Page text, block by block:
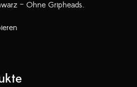
– Ohne Gripheads.